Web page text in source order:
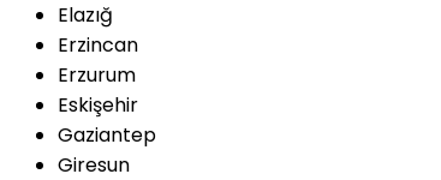
Elazığ
Erzincan
Erzurum
Eskişehir
Gaziantep
Giresun